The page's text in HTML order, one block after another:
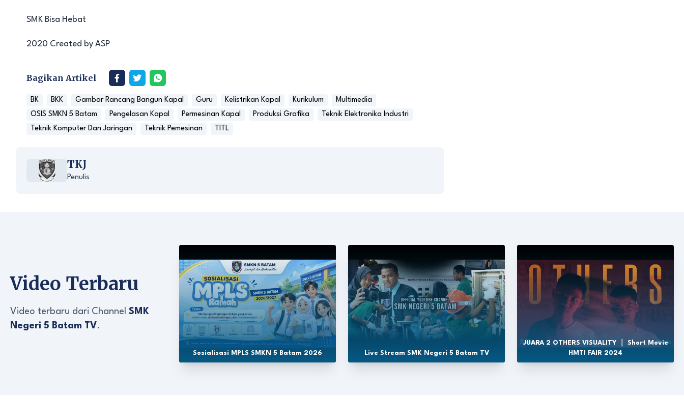
SMK Bisa Hebat
2020 Created by ASP
Bagikan Artikel
BK BKK Gambar Rancang Bangun Kapal Guru Kelistrikan Kapal Kurikulum
Multimedia
OSIS SMKN 5 Batam
Pengelasan Kapal Permesinan Kapal Produksi Grafika
Teknik Elektronika Industri
Teknik Komputer Dan Jaringan
Teknik Pemesinan TITL
TKJ
Penulis
Video Terbaru
Video terbaru dari Channel SMK
Negeri 5 Batam TV.
Sosialisasi MPLS SMKN 5 Batam 2026 Live Stream SMK Negeri 5 Batam TV
JUARA 2 OTHERS VISUALITY ｜ Short Movie
HMTI FAIR 2024